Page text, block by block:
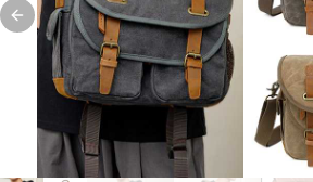
Previous slide